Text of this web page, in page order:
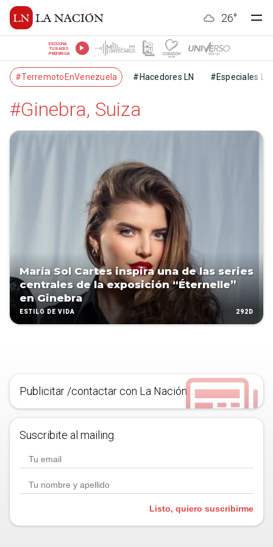
26°
ESCUCHÁ
TU RADIO
PREFERIDA
#TerremotoEnVenezuela #Hacedores LN #Especiales LN
#Ginebra, Suiza
María Sol Cartes inspira una de las series
centrales de la exposición “Éternelle”
en Ginebra
ESTILO DE VIDA 292D
Publicitar /contactar con La Nación
Suscribite al mailing.
Listo, quiero suscribirme